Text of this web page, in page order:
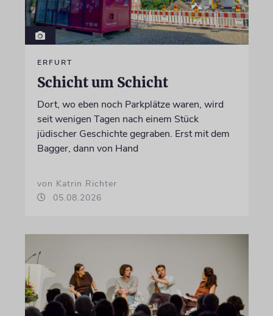
ERFURT
Schicht um Schicht
Dort, wo eben noch Parkplätze waren, wird
seit wenigen Tagen nach einem Stück
jüdischer Geschichte gegraben. Erst mit dem
Bagger, dann von Hand
von Katrin Richter
05.08.2026